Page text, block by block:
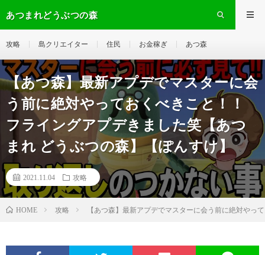
あつまれどうぶつの森
攻略 島クリエイター 住民 お金稼ぎ あつ森
【あつ森】最新アプデでマスターに会
う前に絶対やっておくべきこと！！
フライングアプデきました笑【あつ
まれ どうぶつの森】【ぽんすけ】
2021.11.04 攻略
HOME 攻略 【あつ森】最新アプデでマスターに会う前に絶対や